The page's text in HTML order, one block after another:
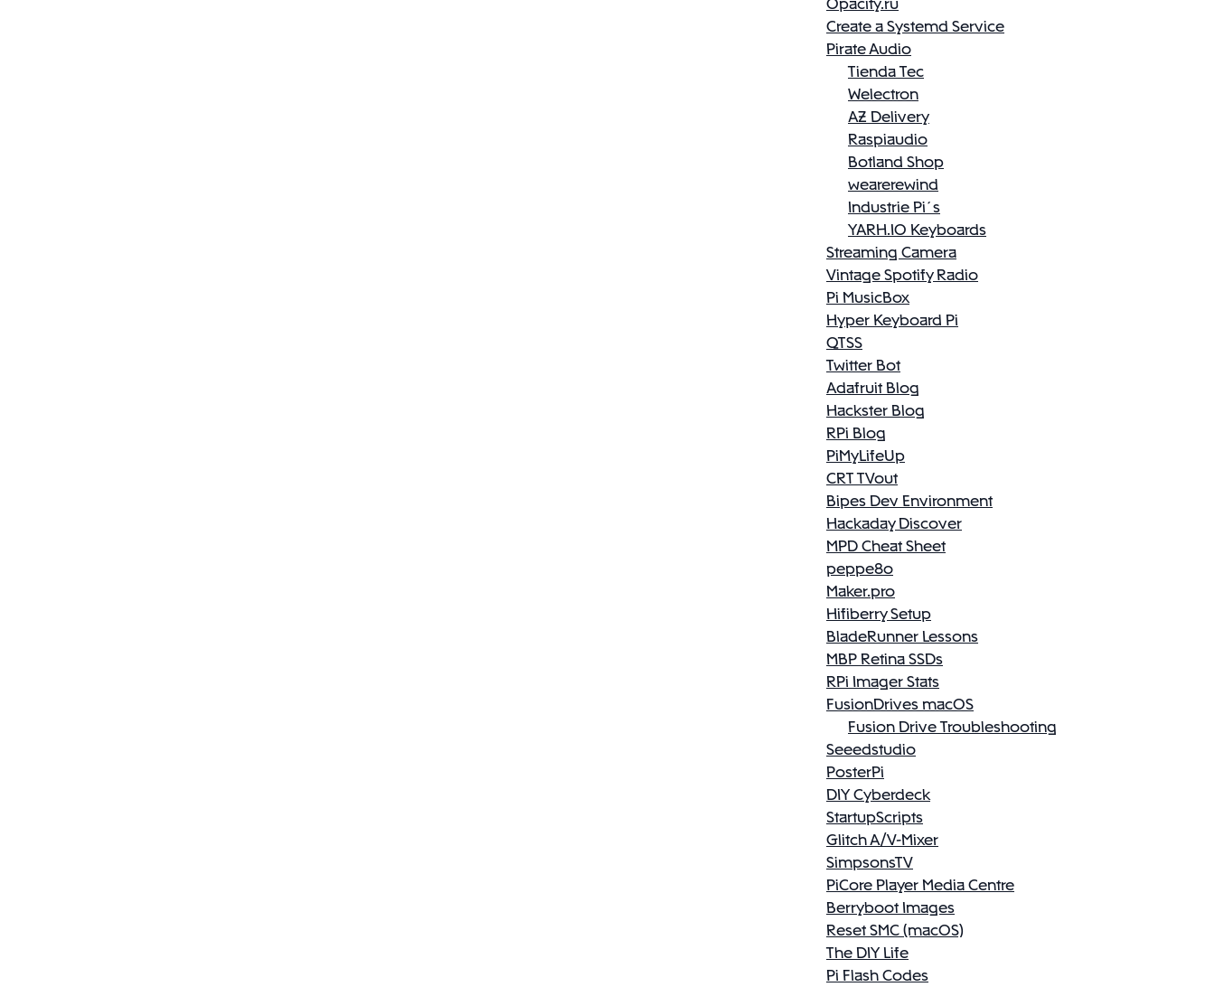
Opacity.ru
Create a Systemd Service
Pirate Audio
Tienda Tec
Welectron
AZ Delivery
Raspiaudio
Botland Shop
wearerewind
Industrie Pi´s
YARH.IO Keyboards
Streaming Camera
Vintage Spotify Radio
Pi MusicBox
Hyper Keyboard Pi
QTSS
Twitter Bot
Adafruit Blog
Hackster Blog
RPi Blog
PiMyLifeUp
CRT TVout
Bipes Dev Environment
Hackaday Discover
MPD Cheat Sheet
peppe8o
Maker.pro
Hifiberry Setup
BladeRunner Lessons
MBP Retina SSDs
RPi Imager Stats
FusionDrives macOS
Fusion Drive Troubleshooting
Seeedstudio
PosterPi
DIY Cyberdeck
StartupScripts
Glitch A/V-Mixer
SimpsonsTV
PiCore Player Media Centre
Berryboot Images
Reset SMC (macOS)
The DIY Life
Pi Flash Codes